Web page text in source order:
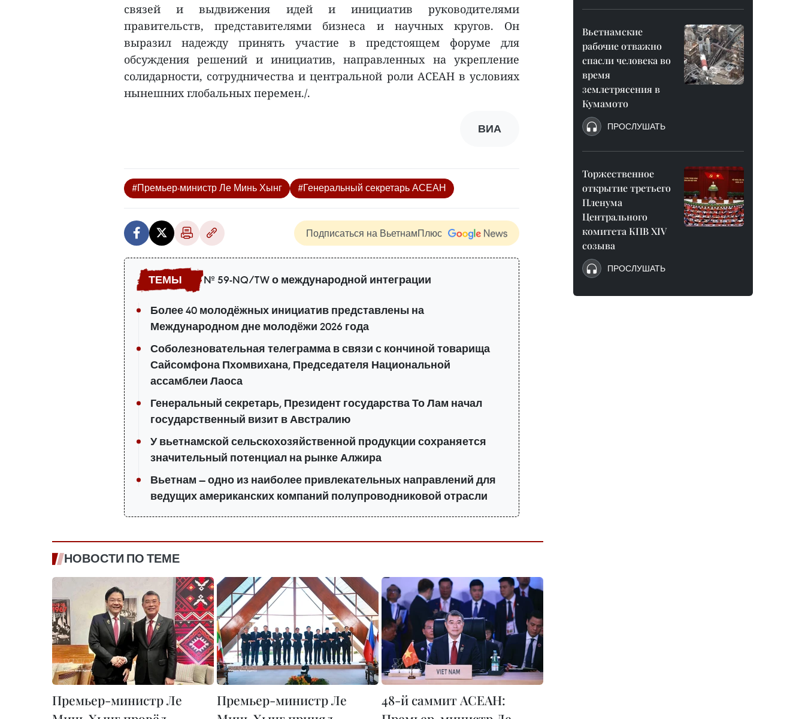
связей и выдвижения идей и инициатив руководителями
правительств, представителями бизнеса и научных кругов. Он
выразил надежду принять участие в предстоящем форуме для
обсуждения решений и инициатив, направленных на укрепление
солидарности, сотрудничества и центральной роли АСЕАН в условиях
нынешних глобальных перемен./.
ВИА
#Премьер-министр Ле Минь Хынг #Генеральный секретарь АСЕАН
Подписаться на ВьетнамПлюс
№ 59-NQ/TW о международной интеграции
Более 40 молодёжных инициатив представлены на
Международном дне молодёжи 2026 года
Соболезновательная телеграмма в связи с кончиной товарища
Сайсомфона Пхомвихана, Председателя Национальной
ассамблеи Лаоса
Генеральный секретарь, Президент государства То Лам начал
государственный визит в Австралию
У вьетнамской сельскохозяйственной продукции сохраняется
значительный потенциал на рынке Алжира
Вьетнам — одно из наиболее привлекательных направлений для
ведущих американских компаний полупроводниковой отрасли
НОВОСТИ ПО ТЕМЕ
Премьер-министр Ле
Премьер-министр Ле
48-й саммит АСЕАН:
Вьетнамские
рабочие отважно
спасли человека во
время
землетрясения в
Кумамото
ПРОСЛУШАТЬ
Торжественное
открытие третьего
Пленума
Центрального
комитета КПВ XIV
созыва
ПРОСЛУШАТЬ